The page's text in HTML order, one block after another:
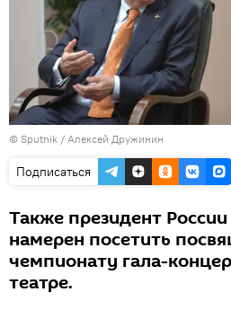
© Sputnik / Алексей Дружинин
Подписаться
Также президент
намерен посетить
чемпионату гала-
театре.